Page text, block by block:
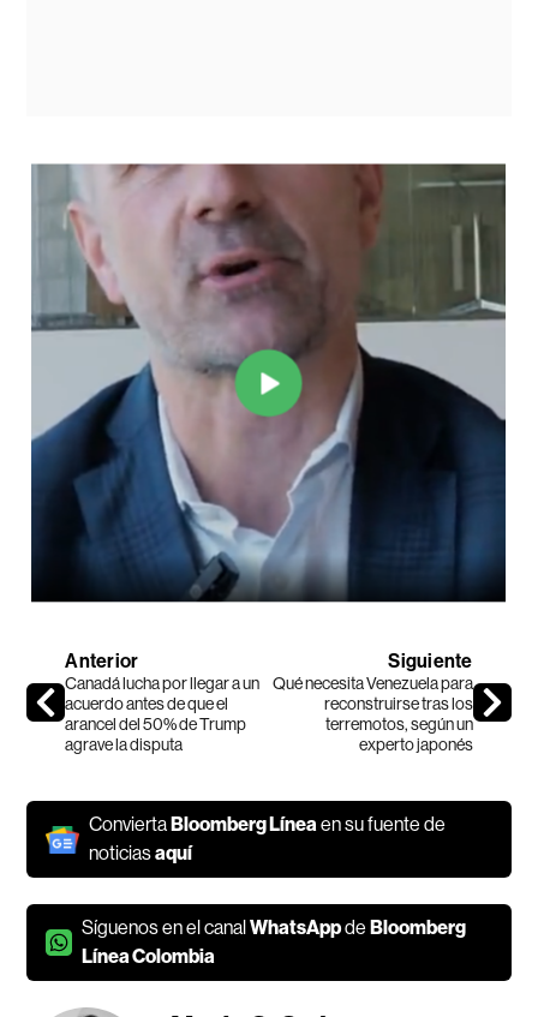
Anterior
Canadá lucha por llegar a un
acuerdo antes de que el
arancel del 50% de Trump
agrave la disputa
Siguiente
Qué necesita Venezuela para
reconstruirse tras los
terremotos, según un
experto japonés
Convierta Bloomberg Líneaen su fuente de
noticiasaquí
Síguenos en el canalWhatsAppde Bloomberg
Línea Colombia